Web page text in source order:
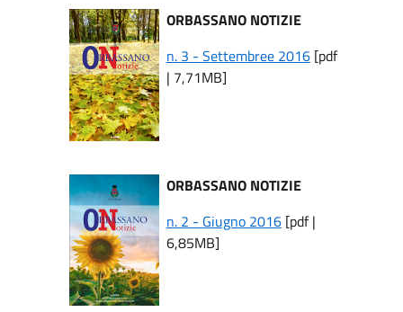
ORBASSANO NOTIZIE
n. 3 - Settembree 2016[pdf
| 7,71MB]
ORBASSANO NOTIZIE
n. 2 - Giugno 2016[pdf |
6,85MB]